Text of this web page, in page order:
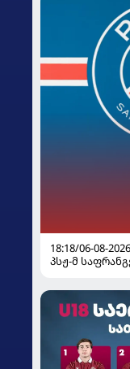
18:18/06-08-2026
პსჟ-მ